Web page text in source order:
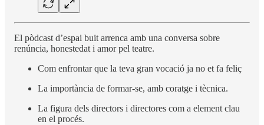
El pòdcast d’espai buit arrenca amb una conversa sobre
renúncia, honestedat i amor pel teatre.
Com enfrontar que la teva gran vocació ja no et fa feliç
La importància de formar-se, amb coratge i tècnica.
La figura dels directors i directores com a element clau
en el procés.